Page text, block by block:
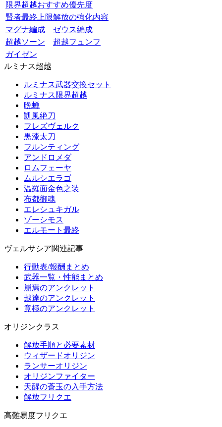
限界超越おすすめ優先度
賢者最終上限解放の強化内容
マグナ編成
ゼウス編成
超越ソーン
超越フュンフ
ガイゼン
ルミナス超越
ルミナス武器交換セット
ルミナス限界超越
晩蝉
凱風絶刀
フレズヴェルク
黒漆太刀
フルンティング
アンドロメダ
ロムフェーヤ
ムルシエラゴ
温羅面金色之装
布都御魂
エレシュキガル
ゾーシモス
エルモート最終
ヴェルサシア関連記事
行動表/報酬まとめ
武器一覧・性能まとめ
崩焉のアンクレット
越達のアンクレット
竟極のアンクレット
オリジンクラス
解放手順と必要素材
ウィザードオリジン
ランサーオリジン
オリジンファイター
天醒の蒼玉の入手方法
解放フリクエ
高難易度フリクエ